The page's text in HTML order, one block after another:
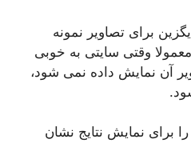
برای تصاویر نمونه
وقتی سایتی به خوبی
آن نمایش داده نمی شود،
برای نمایش نتایج نشان